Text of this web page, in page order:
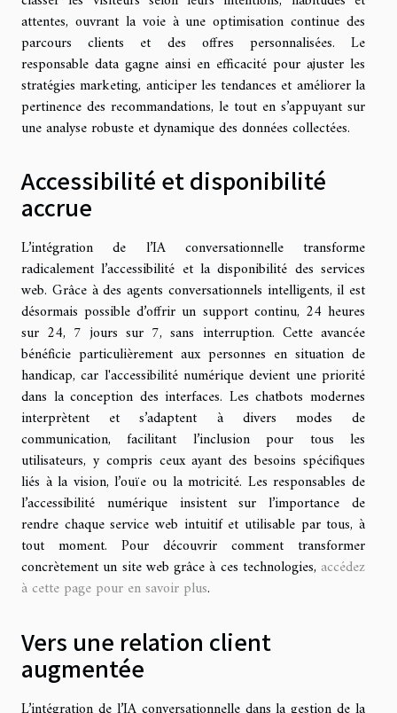
attentes, ouvrant la voie à une optimisation continue des
parcours clients et des offres personnalisées. Le
responsable data gagne ainsi en efficacité pour ajuster les
stratégies marketing, anticiper les tendances et améliorer la
pertinence des recommandations, le tout en s’appuyant sur
une analyse robuste et dynamique des données collectées.
Accessibilité et disponibilité
accrue
L’intégration de l’IA conversationnelle transforme
radicalement l’accessibilité et la disponibilité des services
web. Grâce à des agents conversationnels intelligents, il est
désormais possible d’offrir un support continu, 24 heures
sur 24, 7 jours sur 7, sans interruption. Cette avancée
bénéficie particulièrement aux personnes en situation de
handicap, car l'accessibilité numérique devient une priorité
dans la conception des interfaces. Les chatbots modernes
interprètent et s’adaptent à divers modes de
communication, facilitant l’inclusion pour tous les
utilisateurs, y compris ceux ayant des besoins spécifiques
liés à la vision, l’ouïe ou la motricité. Les responsables de
l’accessibilité numérique insistent sur l’importance de
rendre chaque service web intuitif et utilisable par tous, à
tout moment. Pour découvrir comment transformer
concrètement un site web grâce à ces technologies, accédez
à cette page pour en savoir plus.
Vers une relation client
augmentée